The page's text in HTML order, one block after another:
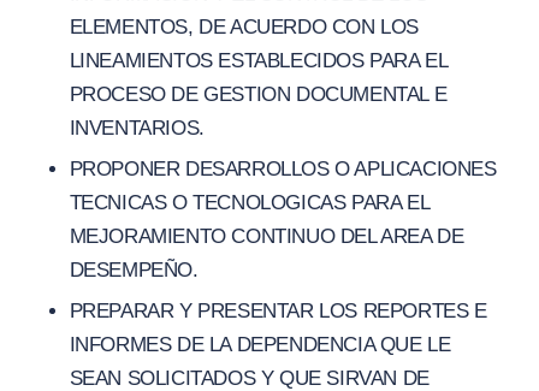
ELEMENTOS, DE ACUERDO CON LOS
LINEAMIENTOS ESTABLECIDOS PARA EL
PROCESO DE GESTION DOCUMENTAL E
INVENTARIOS.
PROPONER DESARROLLOS O APLICACIONES
TECNICAS O TECNOLOGICAS PARA EL
MEJORAMIENTO CONTINUO DEL AREA DE
DESEMPEÑO.
PREPARAR Y PRESENTAR LOS REPORTES E
INFORMES DE LA DEPENDENCIA QUE LE
SEAN SOLICITADOS Y QUE SIRVAN DE